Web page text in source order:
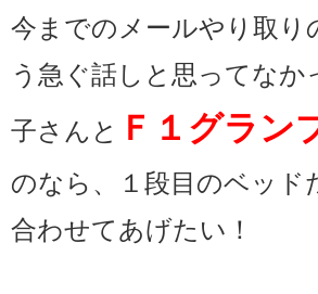
今までのメールやり取り
う急ぐ話しと思ってなか
子さんと Ｆ１グラン
のなら、１段目のベッド
合わせてあげたい！